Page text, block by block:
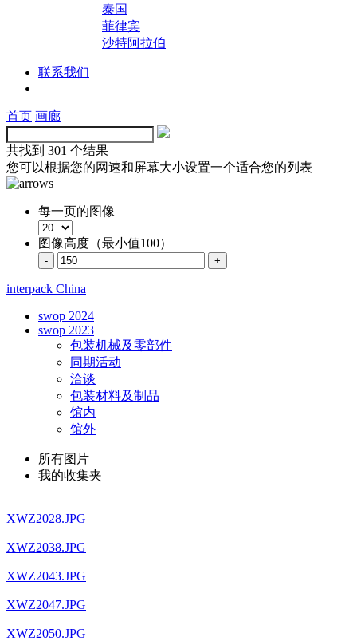
泰国
菲律宾
沙特阿拉伯
联系我们
首页 画廊
共找到 301 个结果
您可以根据您的网速和屏幕大小设置一个适合您的列表
每一页的图像
图像高度（最小值100）
interpack China
swop 2024
swop 2023
包装机械及零部件
同期活动
洽谈
包装材料及制品
馆内
馆外
所有图片
我的收集夹
XWZ2028.JPG
XWZ2038.JPG
XWZ2043.JPG
XWZ2047.JPG
XWZ2050.JPG